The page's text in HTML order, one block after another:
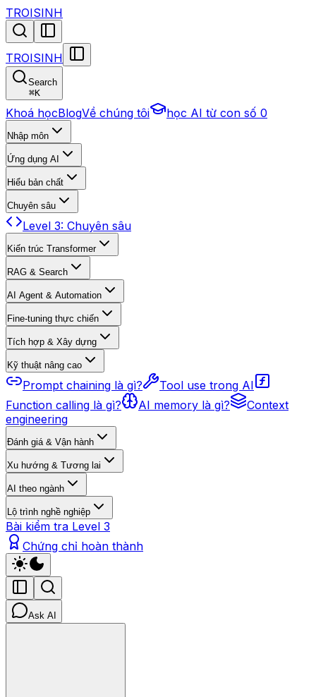
TROISINH
TROISINH
Search
⌘K
Khoá họcBlogVề chúng tôi học AI từ con số 0
Nhập môn
Ứng dụng AI
Hiểu bản chất
Chuyên sâu
Level 3: Chuyên sâu
Kiến trúc Transformer
RAG & Search
AI Agent & Automation
Fine-tuning thực chiến
Tích hợp & Xây dựng
Kỹ thuật nâng cao
Prompt chaining là gì?
Tool use trong AI
Function calling là gì?
AI memory là gì?
Context
engineering
Đánh giá & Vận hành
Xu hướng & Tương lai
AI theo ngành
Lộ trình nghề nghiệp
Bài kiểm tra Level 3
Chứng chỉ hoàn thành
Ask AI